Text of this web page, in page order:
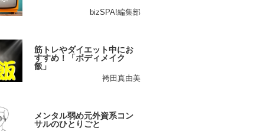
bizSPA!編集部
筋トレやダイエット中にお
すすめ！「ボディメイク
飯」
袴田真由美
メンタル弱め元外資系コン
サルのひとりごと